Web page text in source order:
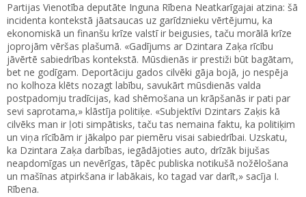
Partijas Vienotība deputāte Inguna Rībena Neatkarīgajai atzina: šā
incidenta kontekstā jāatsaucas uz garīdznieku vērtējumu, ka
ekonomiskā un finanšu krīze valstī ir beigusies, taču morālā krīze
joprojām vēršas plašumā. «Gadījums ar Dzintara Zaķa rīcību
jāvērtē sabiedrības kontekstā. Mūsdienās ir prestiži būt bagātam,
bet ne godīgam. Deportāciju gados cilvēki gāja bojā, jo nespēja
no kolhoza klēts nozagt labību, savukārt mūsdienās valda
postpadomju tradīcijas, kad shēmošana un krāpšanās ir pati par
sevi saprotama,» klāstīja politiķe. «Subjektīvi Dzintars Zaķis kā
cilvēks man ir ļoti simpātisks, taču tas nemaina faktu, ka politiķim
un viņa rīcībām ir jākalpo par piemēru visai sabiedrībai. Uzskatu,
ka Dzintara Zaķa darbības, iegādājoties auto, drīzāk bijušas
neapdomīgas un nevērīgas, tāpēc publiska notikušā nožēlošana
un mašīnas atpirkšana ir labākais, ko tagad var darīt,» sacīja I.
Rībena.